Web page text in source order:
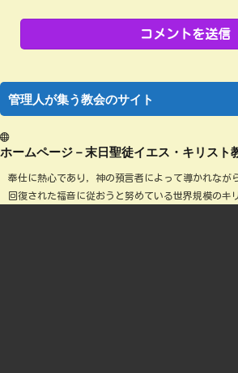
管理人が集う教会のサイト
ホームページ－末日聖徒イエス・キリスト
奉仕に熱心であり，神の預言者によって導かれなが
回復された福音に従おうと努めている世界規模のキ